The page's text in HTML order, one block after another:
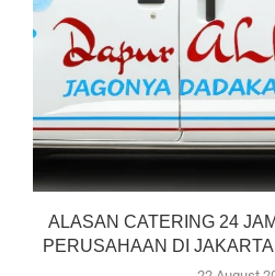
ALASAN CATERING 24
PERUSAHAAN DI